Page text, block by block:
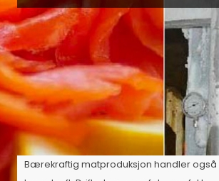
Bærekraftig matproduksjon handler også